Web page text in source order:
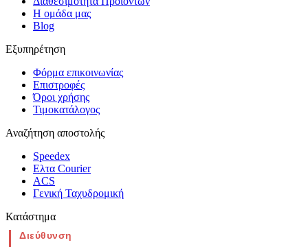
Η ομάδα μας
Blog
Εξυπηρέτηση
Φόρμα επικοινωνίας
Επιστροφές
Όροι χρήσης
Τιμοκατάλογος
Αναζήτηση αποστολής
Speedex
Ελτα Courier
ACS
Γενική Ταχυδρομική
Κατάστημα
Διεύθυνση